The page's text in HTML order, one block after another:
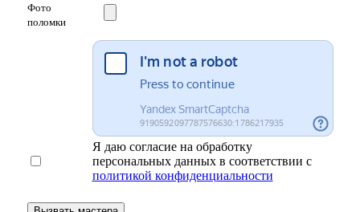
Фото
поломки
Я даю согласие на обработку
персональных данных в соответствии с
политикой конфиденциальности